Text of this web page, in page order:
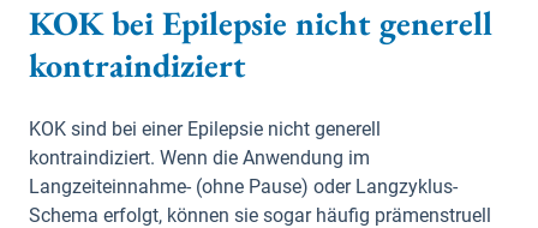
KOK bei Epilepsie nicht generell
kontraindiziert
KOK sind bei einer Epilepsie nicht generell
kontraindiziert. Wenn die Anwendung im
Langzeiteinnahme- (ohne Pause) oder Langzyklus-
Schema erfolgt, können sie sogar häufig prämenstruell